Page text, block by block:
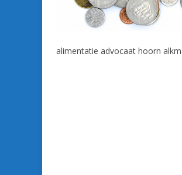
alimentatie advocaat hoorn